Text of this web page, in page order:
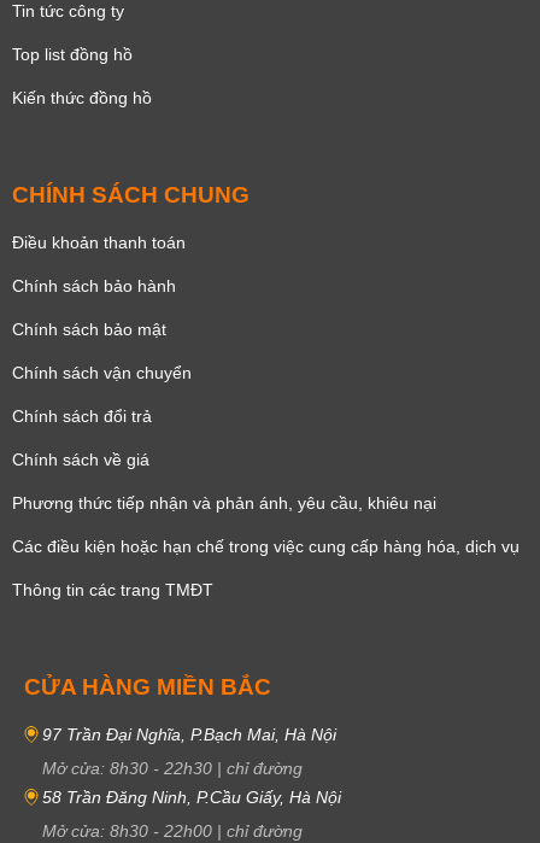
Tin tức công ty
Top list đồng hồ
Kiến thức đồng hồ
CHÍNH SÁCH CHUNG
Điều khoản thanh toán
Chính sách bảo hành
Chính sách bảo mật
Chính sách vận chuyển
Chính sách đổi trả
Chính sách về giá
Phương thức tiếp nhận và phản ánh, yêu cầu, khiêu nại
Các điều kiện hoặc hạn chế trong việc cung cấp hàng hóa, dịch vụ
Thông tin các trang TMĐT
CỬA HÀNG MIỀN BẮC
97 Trần Đại Nghĩa, P.Bạch Mai, Hà Nội
Mở cửa: 8h30 - 22h30 | chỉ đường
58 Trần Đăng Ninh, P.Cầu Giấy, Hà Nội
Mở cửa: 8h30 - 22h00 | chỉ đường